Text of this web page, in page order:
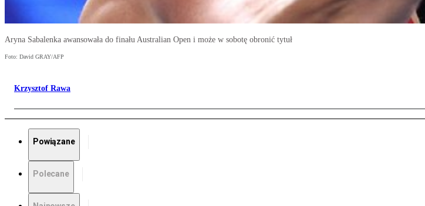
Aryna Sabalenka awansowała do finału Australian Open i może w sobotę obronić tytuł
Foto: David GRAY/AFP
Krzysztof Rawa
Powiązane
Polecane